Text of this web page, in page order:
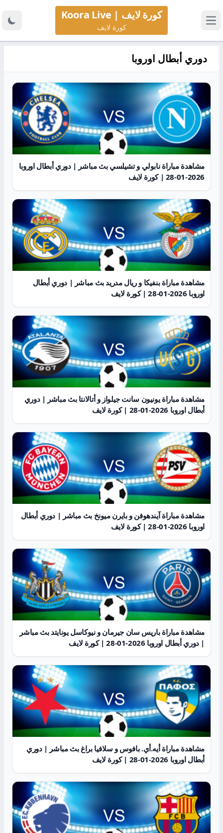
كورة لايف | Koora Live
كورة لايف
دوري أبطال اوروبا
مشاهدة مباراة نابولي و تشيلسي بث مباشر | دوري أبطال اوروبا
2026-01-28 | كورة لايف
مشاهدة مباراة بنفيكا و ريال مدريد بث مباشر | دوري أبطال
اوروبا 2026-01-28 | كورة لايف
مشاهدة مباراة يونيون سانت جيلواز و أتالانتا بث مباشر | دوري
أبطال اوروبا 2026-01-28 | كورة لايف
مشاهدة مباراة آيندهوفن و بايرن ميونخ بث مباشر | دوري أبطال
اوروبا 2026-01-28 | كورة لايف
مشاهدة مباراة باريس سان جيرمان و نيوكاسل يونايتد بث مباشر
| دوري أبطال اوروبا 2026-01-28 | كورة لايف
مشاهدة مباراة أيه.أي. بافوس و سلافيا براغ بث مباشر | دوري
أبطال اوروبا 2026-01-28 | كورة لايف